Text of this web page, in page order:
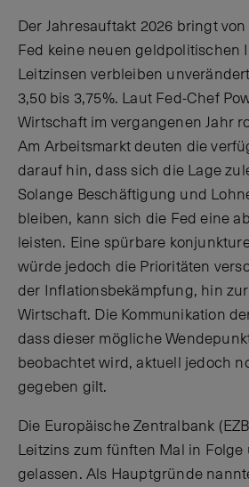
Der Jahresauftakt 2026 bringt
Fed keine neuen geldpolitischen
Leitzinsen verbleiben
3,50 bis 3,75%. Laut Fed-Chef
Wirtschaft im vergangenen Jahr
Am Arbeitsmarkt deuten die
darauf hin, dass sich die Lage
Solange Beschäftigung und
bleiben, kann sich die Fed eine
leisten. Eine spürbare
würde jedoch die Prioritäten
der Inflationsbekämpfung, hin
Wirtschaft. Die Kommunikation
dass dieser mögliche
beobachtet wird, aktuell jedoch
gegeben gilt.
Die Europäische Zentralbank
Leitzins zum fünften Mal in
gelassen. Als Hauptgründe